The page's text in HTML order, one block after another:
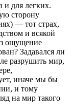
и для легких.
сторону
— тот страх,
и всякой
ощущение
Задавался ли
разрушить мир,
иначе мы бы
и тому
на мир такого